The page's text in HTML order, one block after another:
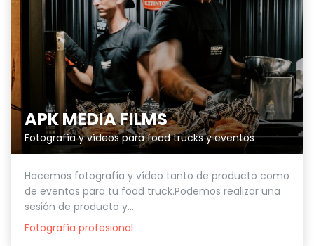
APK MEDIA FILMS
Fotografía y vídeos para food trucks y eventos
Hacemos fotografía y vídeo tanto de producto como
de eventos para tu food truck.Podemos realizar una
sesión de producto y...
Fotografía profesional